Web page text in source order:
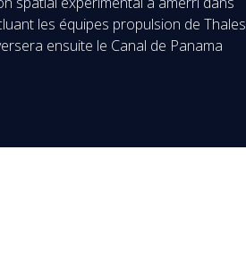
les équipes propulsion de Thales
ensuite le Canal de Panama